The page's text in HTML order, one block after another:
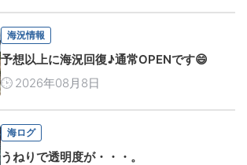
海況情報
予想以上に海況回復♪通常OPENです😄
2026年08月8日
海ログ
うねりで透明度が・・・。